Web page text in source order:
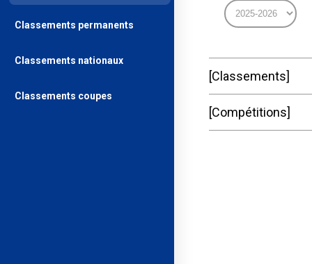
Classements
Compétitions
Classements permanents
Classements nationaux
Classements coupes